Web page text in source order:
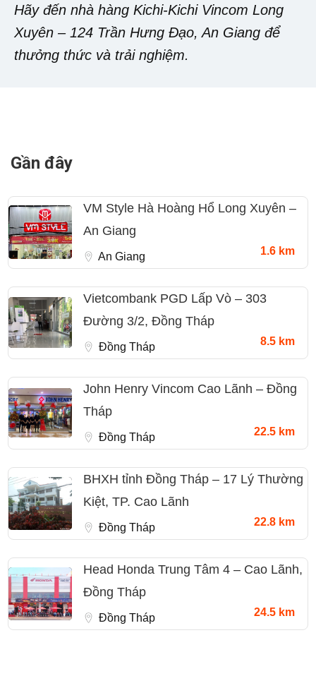
Hãy đến nhà hàng Kichi-Kichi Vincom Long
Xuyên – 124 Trần Hưng Đạo, An Giang để
thưởng thức và trải nghiệm.
Gần đây
VM Style Hà Hoàng Hổ Long Xuyên –
An Giang
An Giang 1.6 km
Vietcombank PGD Lấp Vò – 303
Đường 3/2, Đồng Tháp
Đồng Tháp 8.5 km
John Henry Vincom Cao Lãnh – Đồng
Tháp
Đồng Tháp 22.5 km
BHXH tỉnh Đồng Tháp – 17 Lý Thường
Kiệt, TP. Cao Lãnh
Đồng Tháp 22.8 km
Head Honda Trung Tâm 4 – Cao Lãnh,
Đồng Tháp
Đồng Tháp 24.5 km